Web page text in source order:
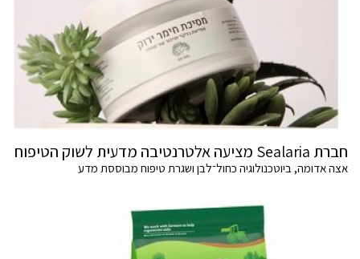
חברת Sealaria מציעה אלטרנטיבה מדעית לשוק הטיפוח
אצה אדומה, ביוטכנולוגיה כחול־לבן ושגרת טיפוח מבוססת מדע